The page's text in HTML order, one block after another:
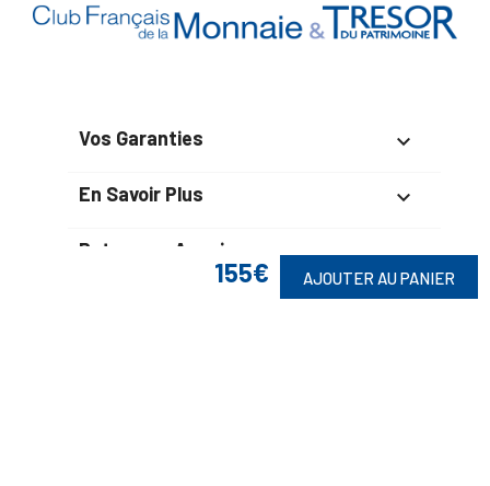
155€ AJOUTER AU PANIER
Vos Garanties 
En Savoir Plus 
Retrouvez Aussi 